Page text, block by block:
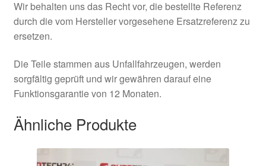
Wir behalten uns das Recht vor, die bestellte Referenz
durch die vom Hersteller vorgesehene Ersatzreferenz zu
ersetzen.
Die Teile stammen aus Unfallfahrzeugen, werden
sorgfältig geprüft und wir gewähren darauf eine
Funktionsgarantie von 12 Monaten.
Ähnliche Produkte